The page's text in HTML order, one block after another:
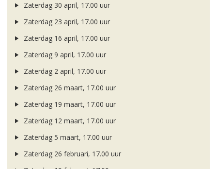
Zaterdag 30 april, 17.00 uur
Zaterdag 23 april, 17.00 uur
Zaterdag 16 april, 17.00 uur
Zaterdag 9 april, 17.00 uur
Zaterdag 2 april, 17.00 uur
Zaterdag 26 maart, 17.00 uur
Zaterdag 19 maart, 17.00 uur
Zaterdag 12 maart, 17.00 uur
Zaterdag 5 maart, 17.00 uur
Zaterdag 26 februari, 17.00 uur